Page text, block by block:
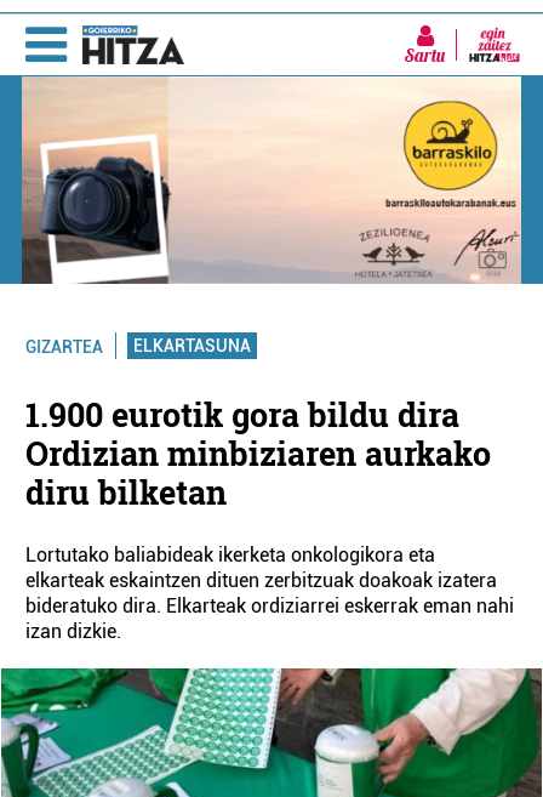
Sartu
GIZARTEA ELKARTASUNA
1.900 eurotik gora bildu dira
Ordizian minbiziaren aurkako
diru bilketan
Lortutako baliabideak ikerketa onkologikora eta
elkarteak eskaintzen dituen zerbitzuak doakoak izatera
bideratuko dira. Elkarteak ordiziarrei eskerrak eman nahi
izan dizkie.